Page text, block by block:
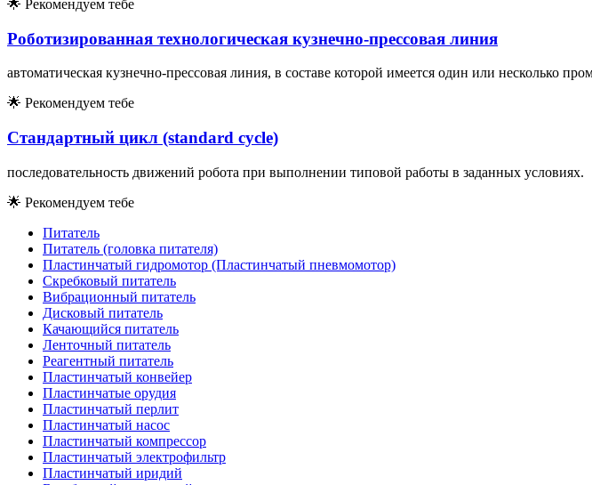
🌟 Рекомендуем тебе
Роботизированная технологическая кузнечно-прессовая линия
автоматическая кузнечно-прессовая линия, в составе которой имеется один или несколько
🌟 Рекомендуем тебе
Стандартный цикл (standard cycle)
последовательность движений робота при выполнении типовой работы в заданных условиях.
🌟 Рекомендуем тебе
Питатель
Питатель (головка питателя)
Пластинчатый гидромотор (Пластинчатый пневмомотор)
Скребковый питатель
Вибрационный питатель
Дисковый питатель
Качающийся питатель
Ленточный питатель
Реагентный питатель
Пластинчатый конвейер
Пластинчатые орудия
Пластинчатый перлит
Пластинчатый насос
Пластинчатый компрессор
Пластинчатый электрофильтр
Пластинчатый иридий